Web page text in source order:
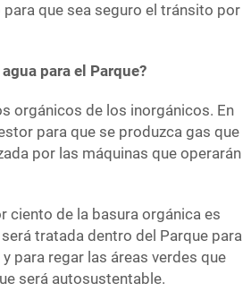
que sea seguro el tránsito por
para el Parque?
orgánicos de los inorgánicos. En
para que se produzca gas que
por las máquinas que operarán
ciento de la basura orgánica es
tratada dentro del Parque para
para regar las áreas verdes que
será autosustentable.